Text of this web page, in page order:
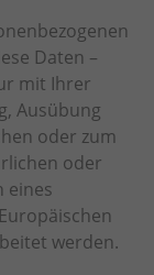
Daten –
mit Ihrer
Ausübung
oder zum
oder
eines
werden.